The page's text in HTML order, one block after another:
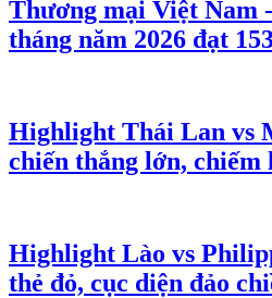
Thương mại Việt Nam
tháng năm 2026 đạt
Highlight Thái Lan vs
chiến thắng lớn, chiếm
Highlight Lào vs
thẻ đỏ, cục diện đảo